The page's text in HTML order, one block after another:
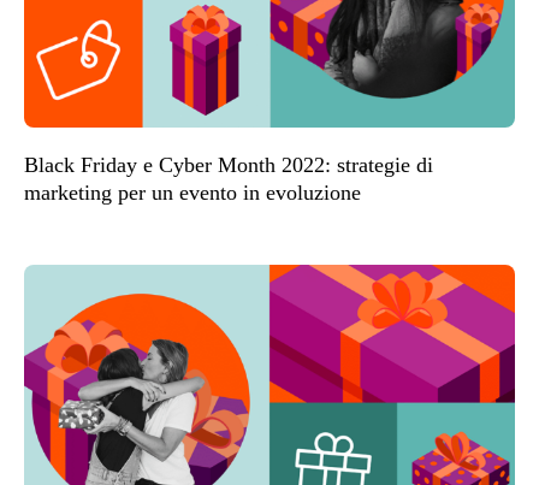
Black Friday e Cyber Month 2022: strategie di
marketing per un evento in evoluzione